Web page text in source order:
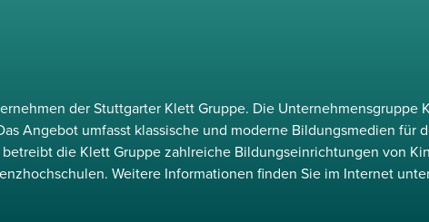
der Stuttgarter Klett Gruppe. Die
Angebot umfasst klassische und moderne Bildungsmedien
die Klett Gruppe zahlreiche Bildungseinrichtungen von
Weitere Informationen finden Sie im Internet